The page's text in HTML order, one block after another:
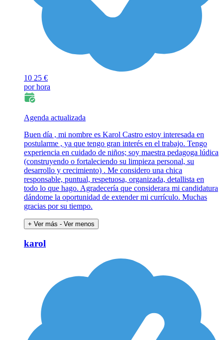
10 25 €
por hora
Agenda actualizada
Buen día , mi nombre es Karol Castro estoy interesada en
postularme , ya que tengo gran interés en el trabajo. Tengo
experiencia en cuidado de niños; soy maestra pedagoga lúdica
(construyendo o fortaleciendo su limpieza personal, su
desarrollo y crecimiento) . Me considero una chica
responsable, puntual, respetuosa, organizada, detallista en
todo lo que hago. Agradecería que considerara mi candidatura
dándome la oportunidad de extender mi currículo. Muchas
gracias por su tiempo.
+ Ver más - Ver menos
karol